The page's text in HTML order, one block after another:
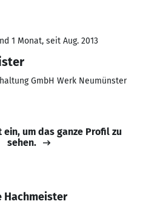
1 Monat, seit Aug. 2013
GmbH Werk Neumünster
ein, um das ganze Profil zu
sehen.
Hachmeister